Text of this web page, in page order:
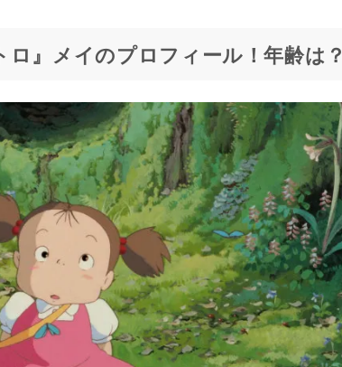
ロ』メイのプロフィール！年齢は？